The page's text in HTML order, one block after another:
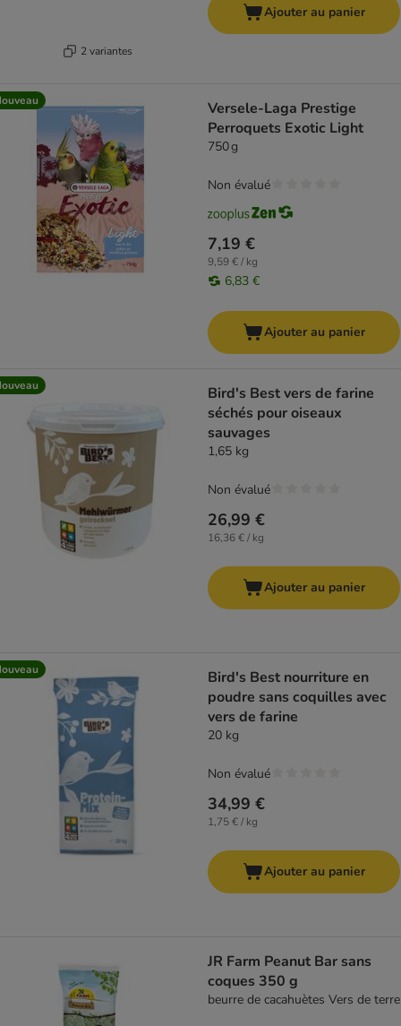
2 variantes
Ajouter au panier
Versele-Laga Prestige
Perroquets Exotic Light
750 g
7,19 €
9,59 € / kg
6,83 €
Non évalué
Ajouter au panier
Bird's Best vers de farine
séchés pour oiseaux
sauvages
1,65 kg
26,99 €
16,36 € / kg
Non évalué
Ajouter au panier
Bird's Best nourriture en
poudre sans coquilles avec
vers de farine
20 kg
34,99 €
1,75 € / kg
Non évalué
Ajouter au panier
JR Farm Peanut Bar sans
coques 350 g
beurre de cacahuètes Vers de terre